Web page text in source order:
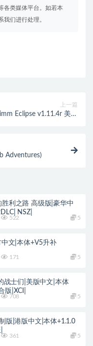
各类媒体平台。如若本
我们进行处理。
上一篇
Adventures)
利之路 高级版|豪华中
NSZ|
522 5
文|本体+V5升补
171 5
战士们|美版中文|本体
版|XCI|
708 5
版|港版中文|本体+1.1.0
361 5